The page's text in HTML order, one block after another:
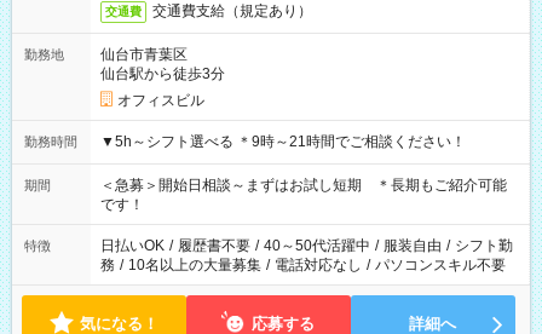
交通費 交通費支給（規定あり）
勤務地
仙台市青葉区
仙台駅から徒歩3分
オフィスビル
勤務時間 ▼5h～シフト選べる ＊9時～21時間でご相談ください！
期間
＜急募＞開始日相談～まずはお試し短期 ＊長期もご紹介可能
です！
特徴 日払いOK / 履歴書不要 / 40～50代活躍中 / 服装自由 / シフト勤
務 / 10名以上の大量募集 / 電話対応なし / パソコンスキル不要
気になる！ 応募する 詳細へ